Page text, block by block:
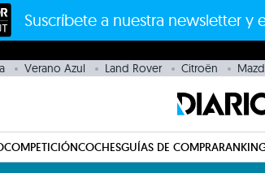
Suscríbete a nuestra newsletter
Verano Azul Land Rover Citroën
COMPETICIÓNCOCHESGUÍAS DE COMPRA